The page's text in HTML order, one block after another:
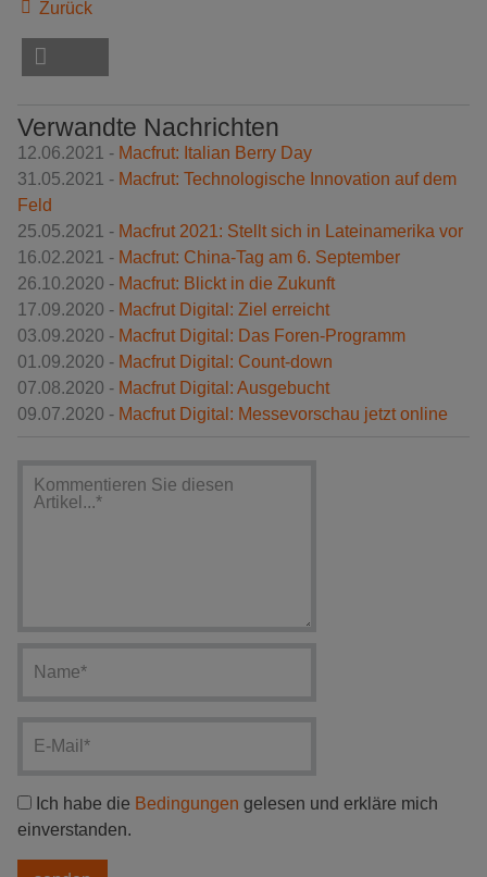
Zurück
Verwandte Nachrichten
12.06.2021 - Macfrut: Italian Berry Day
31.05.2021 - Macfrut: Technologische Innovation auf dem
Feld
25.05.2021 - Macfrut 2021: Stellt sich in Lateinamerika vor
16.02.2021 - Macfrut: China-Tag am 6. September
26.10.2020 - Macfrut: Blickt in die Zukunft
17.09.2020 - Macfrut Digital: Ziel erreicht
03.09.2020 - Macfrut Digital: Das Foren-Programm
01.09.2020 - Macfrut Digital: Count-down
07.08.2020 - Macfrut Digital: Ausgebucht
09.07.2020 - Macfrut Digital: Messevorschau jetzt online
Ich habe die Bedingungen gelesen und erkläre mich
einverstanden.